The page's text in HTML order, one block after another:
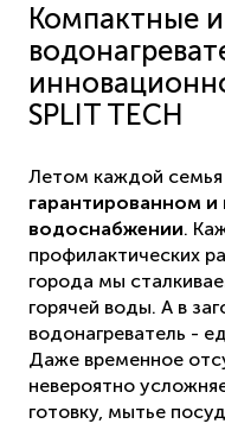
Компактные
SPLIT TECH
Летом каждой семья
гарантированном и
водоснабжении.
профилактических
города мы
горячей воды. А в
водонагреватель -
Даже временное
невероятно
готовку, мытье